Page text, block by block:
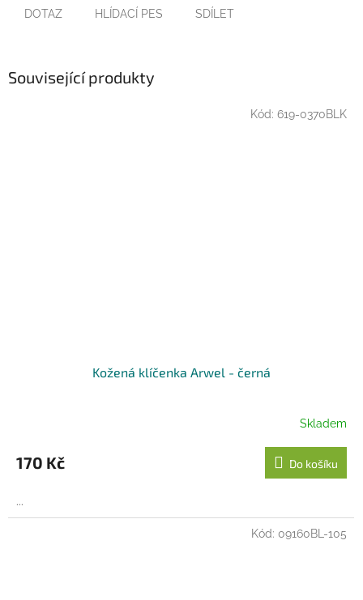
DOTAZ HLÍDACÍ PES SDÍLET
Související produkty
Kožená klíčenka Arwel - černá
Skladem
170 Kč Do košíku
...
Kód: 619-0370BLK
Kód: 09160BL-105